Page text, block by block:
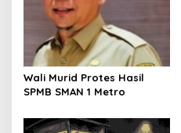
s
Wali Murid Protes Hasil
SPMB SMAN 1 Metro